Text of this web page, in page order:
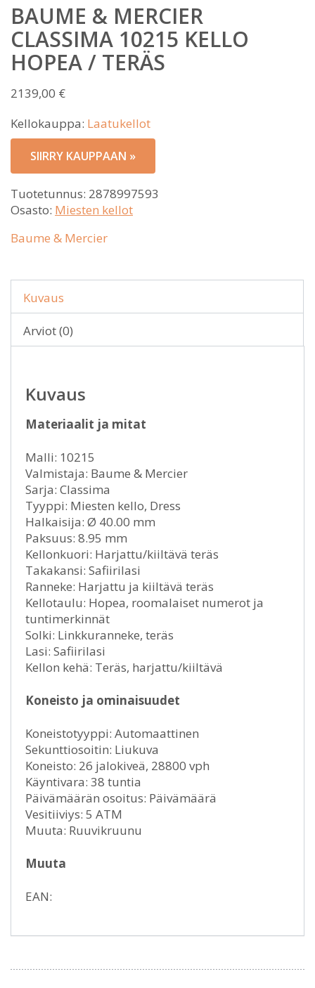
BAUME & MERCIER
CLASSIMA 10215 KELLO
HOPEA / TERÄS
2139,00 €
Kellokauppa: Laatukellot
SIIRRY KAUPPAAN »
Tuotetunnus: 2878997593
Osasto: Miesten kellot
Baume & Mercier
Kuvaus
Arviot (0)
Kuvaus
Materiaalit ja mitat
Malli: 10215
Valmistaja: Baume & Mercier
Sarja: Classima
Tyyppi: Miesten kello, Dress
Halkaisija: Ø 40.00 mm
Paksuus: 8.95 mm
Kellonkuori: Harjattu/kiiltävä teräs
Takakansi: Safiirilasi
Ranneke: Harjattu ja kiiltävä teräs
Kellotaulu: Hopea, roomalaiset numerot ja
tuntimerkinnät
Solki: Linkkuranneke, teräs
Lasi: Safiirilasi
Kellon kehä: Teräs, harjattu/kiiltävä
Koneisto ja ominaisuudet
Koneistotyyppi: Automaattinen
Sekunttiosoitin: Liukuva
Koneisto: 26 jalokiveä, 28800 vph
Käyntivara: 38 tuntia
Päivämäärän osoitus: Päivämäärä
Vesitiiviys: 5 ATM
Muuta: Ruuvikruunu
Muuta
EAN: